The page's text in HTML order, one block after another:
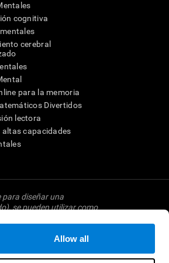
Allow all
cognitiva
cerebral
para la memoria
Divertidos
lectora
altas capacidades
para diseñar una
se pueden utilizar como
o psicólogo
considerada como un
la cognición. Si se
de investigación y será